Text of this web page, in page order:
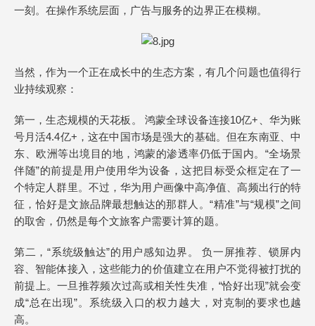
一刻。在操作系统层面，广告与服务的边界正在模糊。
当然，作为一个正在成长中的生态方案，有几个问题也值得行
业持续观察：
第一，生态规模的天花板。 鸿蒙全球设备连接10亿+、华为账
号月活4.4亿+，这在中国市场是强大的基础。但在东南亚、中
东、欧洲等出境目的地，鸿蒙的渗透率仍低于国内。“全场景
伴随”的前提是用户使用华为设备，这把目标受众框定在了一
个特定人群里。不过，华为用户画像中高净值、高频出行的特
征，恰好是文旅品牌最想触达的那群人。“精准”与“规模”之间
的取舍，仍然是每个文旅客户需要计算的题。
第二，“系统级触达”的用户感知边界。 负一屏推荐、锁屏内
容、智能体接入，这些能力的价值建立在用户不觉得被打扰的
前提上。一旦推荐频次过高或相关性失准，“恰好出现”就会变
成“总在出现”。系统级入口的权力越大，对克制的要求也越
高。